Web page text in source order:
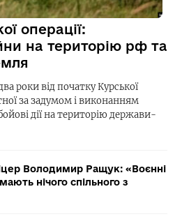
операції:
на територію рф та
роки від початку Курської
за задумом і виконанням
дії на територію держави-
Володимир Ращук: «Воєнні
нічого спільного з